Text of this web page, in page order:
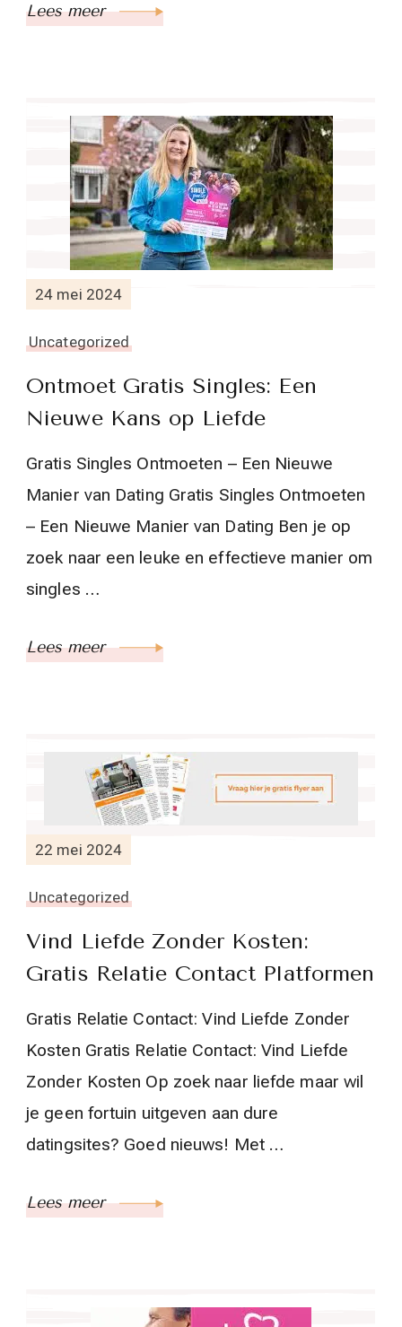
Lees meer
24 mei 2024
Uncategorized
Ontmoet Gratis Singles: Een
Nieuwe Kans op Liefde
Gratis Singles Ontmoeten – Een Nieuwe
Manier van Dating Gratis Singles Ontmoeten
– Een Nieuwe Manier van Dating Ben je op
zoek naar een leuke en effectieve manier om
singles …
Lees meer
22 mei 2024
Uncategorized
Vind Liefde Zonder Kosten:
Gratis Relatie Contact Platformen
Gratis Relatie Contact: Vind Liefde Zonder
Kosten Gratis Relatie Contact: Vind Liefde
Zonder Kosten Op zoek naar liefde maar wil
je geen fortuin uitgeven aan dure
datingsites? Goed nieuws! Met …
Lees meer